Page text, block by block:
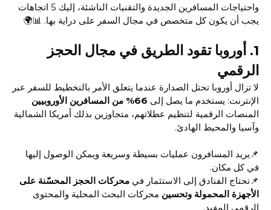
واحتياجات المسافرين الجديدة والتقنيات الناشئة، إليك 5 اتجاهات
يجب أن يكون كل متخصص في مجال السفر على دراية بها. 📊🌍
1.
أوروبا تقود الطريق في مجال الحجز
الرقمي
لا تزال أوروبا تحتل الصدارة عندما يتعلق الأمر بالتخطيط للسفر عبر
الإنترنت: يستخدم ما يصل إلى 66% من المسافرين الأوروبيين
المنصات الرقمية لتنظيم عطلاتهم، متجاوزين بذلك أمريكا الشمالية
وآسيا والمحيط الهادئ.
📌يريد المسافرون عمليات بسيطة وسريعة ويمكن الوصول إليها
في كل مكان.
📌تحتاج الفنادق إلى الاستثمار في محركات الحجز المحسّنة على
الأجهزة المحمولة وتحسين محركات البحث المحلية والمحتوى
الرقمي المفيد.